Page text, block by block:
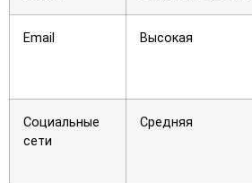
Email Высокая
Социальные
сети
Средняя